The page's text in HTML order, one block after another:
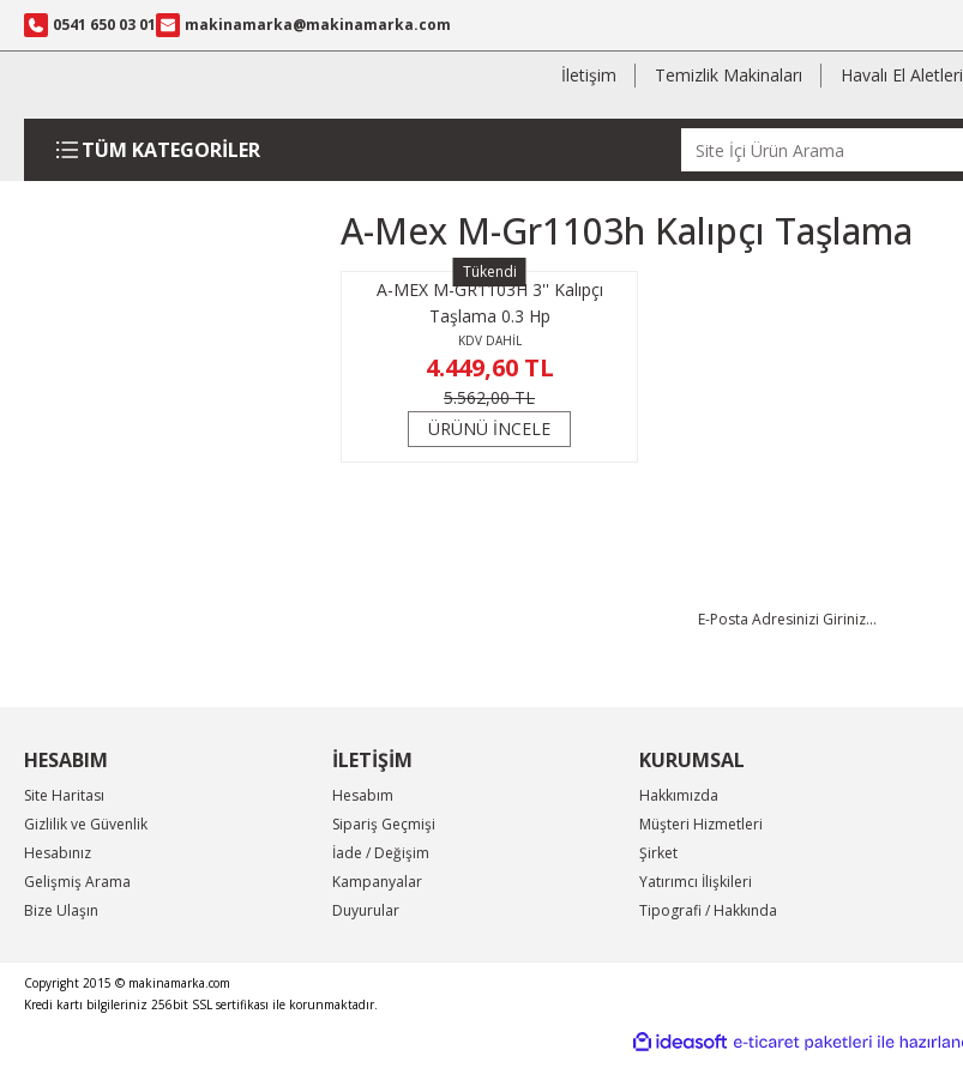
0541 650 03 01 makinamarka@makinamarka.com
İletişim Temizlik Makinaları Havalı El Aletleri
TÜM KATEGORİLER
A-Mex M-Gr1103h Kalıpçı Taşlama
Tükendi
A-MEX M-GR1103H 3'' Kalıpçı
Taşlama 0.3 Hp
KDV DAHİL
4.449,60 TL
5.562,00 TL
ÜRÜNÜ İNCELE
HESABIM
Site Haritası
Gizlilik ve Güvenlik
Hesabınız
Gelişmiş Arama
Bize Ulaşın
İLETİŞİM
Hesabım
Sipariş Geçmişi
İade / Değişim
Kampanyalar
Duyurular
KURUMSAL
Hakkımızda
Müşteri Hizmetleri
Şirket
Yatırımcı İlişkileri
Tipografi / Hakkında
Copyright 2015 © makinamarka.com
Kredi kartı bilgileriniz 256bit SSL sertifikası ile korunmaktadır.
ideasoft
e-